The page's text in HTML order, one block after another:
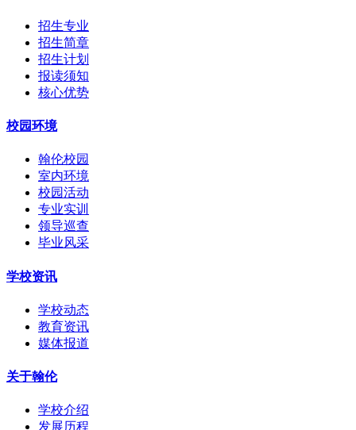
招生专业
招生简章
招生计划
报读须知
核心优势
校园环境
翰伦校园
室内环境
校园活动
专业实训
领导巡查
毕业风采
学校资讯
学校动态
教育资讯
媒体报道
关于翰伦
学校介绍
发展历程